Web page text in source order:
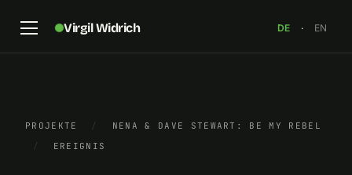
Virgil Widrich DE · EN
PROJEKTE /
NENA & DAVE STEWART: BE MY REBEL
/
EREIGNIS